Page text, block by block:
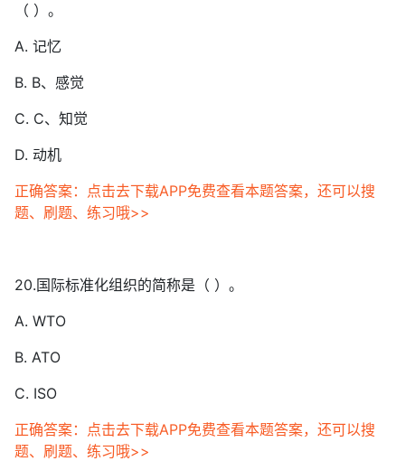
（ ）。
A. 记忆
B. B、感觉
C. C、知觉
D. 动机
正确答案：点击去下载APP免费查看本题答案，还可以搜
题、刷题、练习哦>>
20.国际标准化组织的简称是（ ）。
A. WTO
B. ATO
C. ISO
正确答案：点击去下载APP免费查看本题答案，还可以搜
题、刷题、练习哦>>